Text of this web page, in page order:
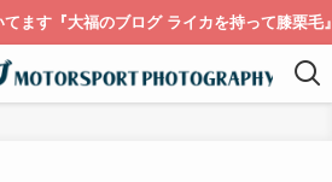
す『大福のブログ ライカを持って膝栗毛』